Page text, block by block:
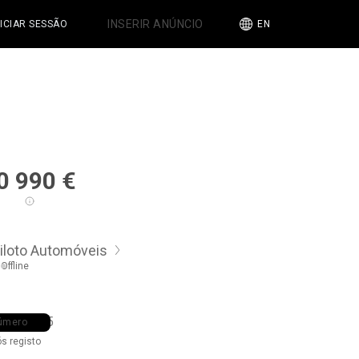
SESSÃO INSERIR ANÚNCIO EN
990 €
Automóveis
Offline
••• •55
registo